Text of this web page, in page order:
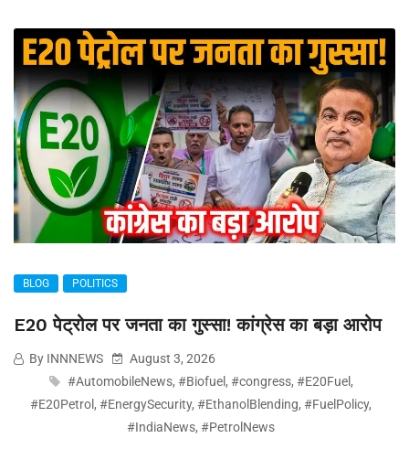
BLOG POLITICS
E20 पेट्रोल पर जनता का गुस्सा! कांग्रेस का बड़ा आरोप
By INNNEWS
August 3, 2026
#AutomobileNews, #Biofuel , #congress, #E20Fuel ,
#E20Petrol , #EnergySecurity, #EthanolBlending, #FuelPolicy,
#IndiaNews, #PetrolNews